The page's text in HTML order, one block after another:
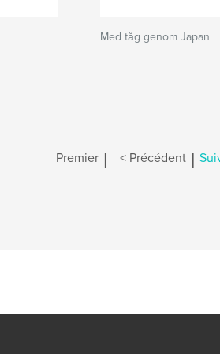
Med tåg genom Japan
Premier | < Précédent |